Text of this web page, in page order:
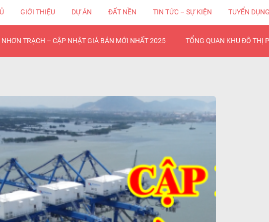
GIỚI THIỆU DỰ ÁN ĐẤT NỀN TIN TỨC – SỰ KIỆN TUYỂN DỤNG
TRẠCH – CẬP NHẬT GIÁ BÁN MỚI NHẤT 2025 TỔNG QUAN KHU ĐÔ THỊ